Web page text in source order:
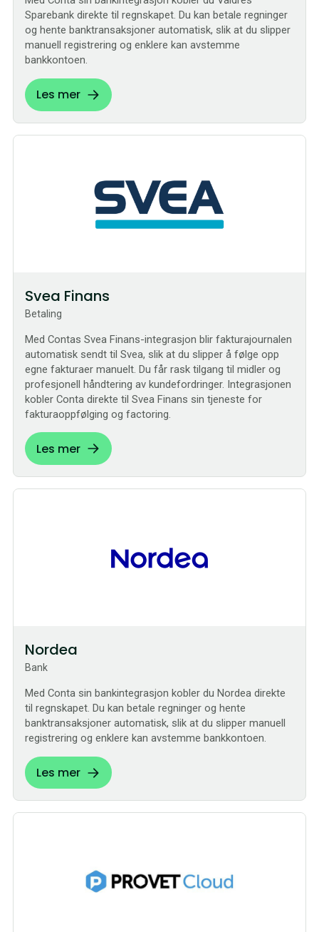
Sparebank direkte til regnskapet. Du kan betale regninger
og hente banktransaksjoner automatisk, slik at du slipper
manuell registrering og enklere kan avstemme
bankkontoen.
Les mer
Svea Finans
Betaling
Med Contas Svea Finans-integrasjon blir fakturajournalen
automatisk sendt til Svea, slik at du slipper å følge opp
egne fakturaer manuelt. Du får rask tilgang til midler og
profesjonell håndtering av kundefordringer. Integrasjonen
kobler Conta direkte til Svea Finans sin tjeneste for
fakturaoppfølging og factoring.
Les mer
Nordea
Bank
Med Conta sin bankintegrasjon kobler du Nordea direkte
til regnskapet. Du kan betale regninger og hente
banktransaksjoner automatisk, slik at du slipper manuell
registrering og enklere kan avstemme bankkontoen.
Les mer